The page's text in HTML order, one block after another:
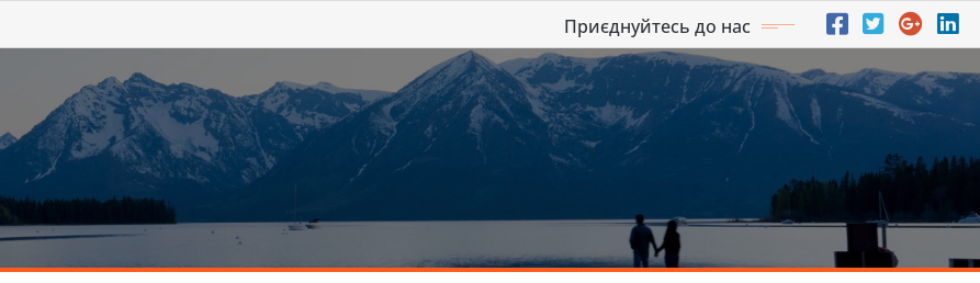
Приєднуйтесь до нас